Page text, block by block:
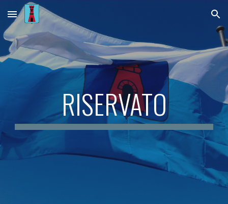
Skip to main content Skip to navigation
RISERVATO